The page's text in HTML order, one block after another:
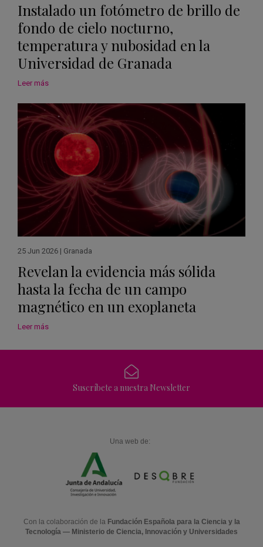
Instalado un fotómetro de brillo de
fondo de cielo nocturno,
temperatura y nubosidad en la
Universidad de Granada
Leer más
25 Jun 2026 | Granada
Revelan la evidencia más sólida
hasta la fecha de un campo
magnético en un exoplaneta
Leer más
Suscríbete a nuestra Newsletter
Una web de:
Con la colaboración de la Fundación Española para la Ciencia y la
Tecnología — Ministerio de Ciencia, Innovación y Universidades